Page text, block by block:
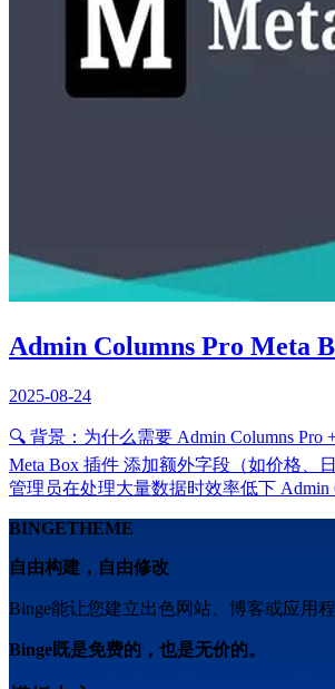
Admin Columns Pro Meta
2025-08-24
🔍 背景：为什么需要 Admin Columns
Meta Box 插件 添加额外字段（如价格、
管理员在处理大量数据时效率低下
BINGETHEME
自由构建，自由修改
Binge能让您建立出色网站、博客或应用
Binge既是免费的，也是无价的。